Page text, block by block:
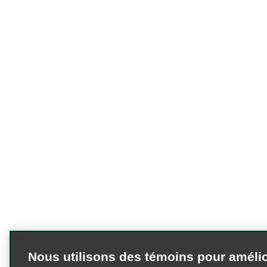
Nous utilisons des témoins pour
votre expérience